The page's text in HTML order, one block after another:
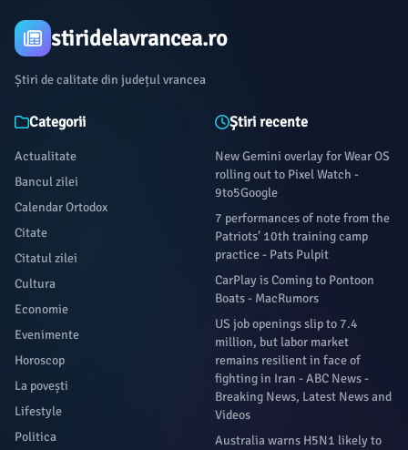
stiridelavrancea.ro
Știri de calitate din județul vrancea
Categorii
Actualitate
Bancul zilei
Calendar Ortodox
Citate
Citatul zilei
Cultura
Economie
Evenimente
Horoscop
La povești
Lifestyle
Politica
Știri recente
New Gemini overlay for Wear OS
rolling out to Pixel Watch -
9to5Google
7 performances of note from the
Patriots’ 10th training camp
practice - Pats Pulpit
CarPlay is Coming to Pontoon
Boats - MacRumors
US job openings slip to 7.4
million, but labor market
remains resilient in face of
fighting in Iran - ABC News -
Breaking News, Latest News and
Videos
Australia warns H5N1 likely to